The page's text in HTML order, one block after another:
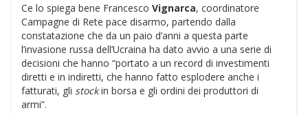
Ce lo spiega bene Francesco Vignarca, coordinatore
Campagne di Rete pace disarmo, partendo dalla
constatazione che da un paio d’anni a questa parte
l’invasione russa dell’Ucraina ha dato avvio a una serie di
decisioni che hanno “portato a un record di investimenti
diretti e in indiretti, che hanno fatto esplodere anche i
fatturati, gli stockin borsa e gli ordini dei produttori di
armi”.